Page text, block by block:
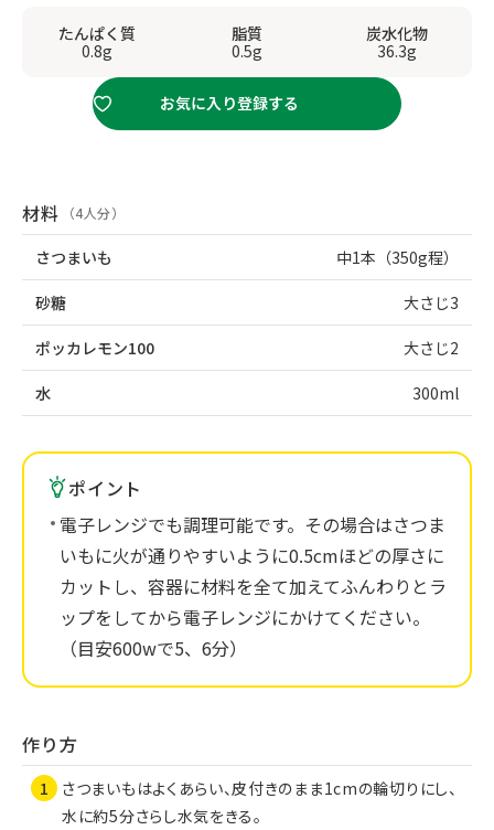
たんぱく質
0.8g
脂質
0.5g
炭水化物
36.3g
お気に入り登録する
材料 （4人分）
さつまいも 中1本（350g程）
砂糖 大さじ3
ポッカレモン100 大さじ2
水 300ml
ポイント
電子レンジでも調理可能です。その場合はさつま
いもに火が通りやすいように0.5cmほどの厚さに
カットし、容器に材料を全て加えてふんわりとラ
ップをしてから電子レンジにかけてください。
（目安600wで5、6分）
作り方
さつまいもはよくあらい、皮付きのまま1cmの輪切りにし、
水に約5分さらし水気をきる。